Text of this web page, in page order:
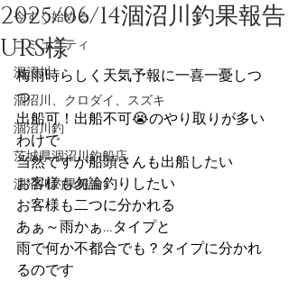
今すぐ始める
コミュニティ
涸沼川
涸沼川、クロダイ、スズキ
涸沼川釣
茨城県涸沼川釣船店
涸沼川釣果報告
2025/06/14涸沼川釣果報告
URS様
梅雨時らしく天気予報に一喜一憂しつ
つ
出船可！出船不可😭のやり取りが多い
わけで
当然ですが船頭さんも出船したい
お客様も勿論釣りしたい
お客様も二つに分かれる
あぁ～雨かぁ…タイプと
雨で何か不都合でも？タイプに分かれ
るのです